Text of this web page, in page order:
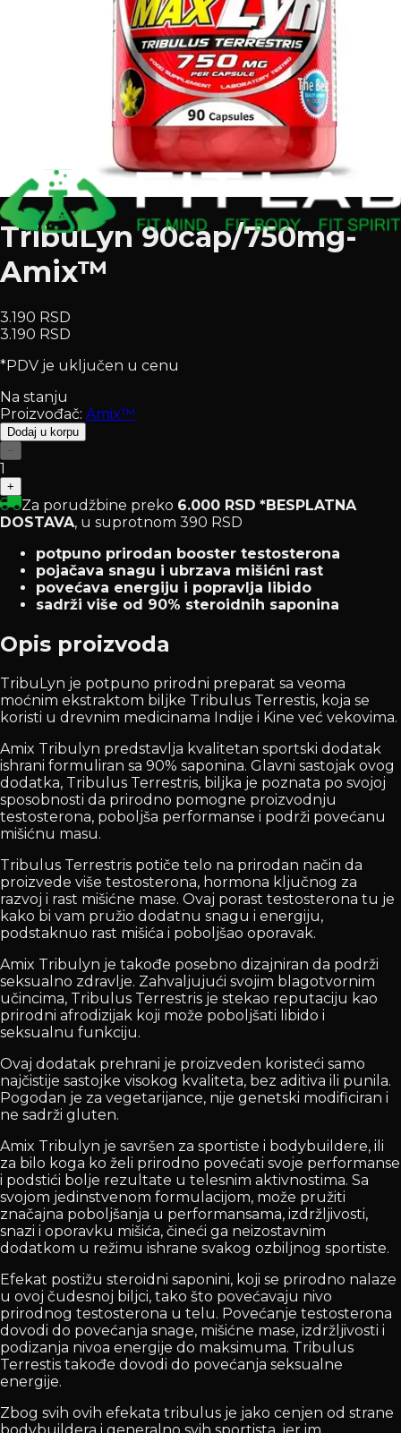
TribuLyn 90cap/750mg-
Amix™
3.190 RSD
3.190 RSD
*PDV je uključen u cenu
Na stanju
Proizvođač: Amix™
Dodaj u korpu
−
1
+
Za porudžbine preko 6.000 RSD *BESPLATNA
DOSTAVA, u suprotnom 390 RSD
potpuno prirodan booster testosterona
pojačava snagu i ubrzava mišićni rast
povećava energiju i popravlja libido
sadrži više od 90% steroidnih saponina
Opis proizvoda
TribuLyn je potpuno prirodni preparat sa veoma
moćnim ekstraktom biljke Tribulus Terrestis, koja se
koristi u drevnim medicinama Indije i Kine već vekovima.
Amix Tribulyn predstavlja kvalitetan sportski dodatak
ishrani formuliran sa 90% saponina. Glavni sastojak ovog
dodatka, Tribulus Terrestris, biljka je poznata po svojoj
sposobnosti da prirodno pomogne proizvodnju
testosterona, poboljša performanse i podrži povećanu
mišićnu masu.
Tribulus Terrestris potiče telo na prirodan način da
proizvede više testosterona, hormona ključnog za
razvoj i rast mišićne mase. Ovaj porast testosterona tu je
kako bi vam pružio dodatnu snagu i energiju,
podstaknuo rast mišića i poboljšao oporavak.
Amix Tribulyn je takođe posebno dizajniran da podrži
seksualno zdravlje. Zahvaljujući svojim blagotvornim
učincima, Tribulus Terrestris je stekao reputaciju kao
prirodni afrodizijak koji može poboljšati libido i
seksualnu funkciju.
Ovaj dodatak prehrani je proizveden koristeći samo
najčistije sastojke visokog kvaliteta, bez aditiva ili punila.
Pogodan je za vegetarijance, nije genetski modificiran i
ne sadrži gluten.
Amix Tribulyn je savršen za sportiste i bodybuildere, ili
za bilo koga ko želi prirodno povećati svoje performanse
i podstići bolje rezultate u telesnim aktivnostima. Sa
svojom jedinstvenom formulacijom, može pružiti
značajna poboljšanja u performansama, izdržljivosti,
snazi i oporavku mišića, čineći ga neizostavnim
dodatkom u režimu ishrane svakog ozbiljnog sportiste.
Efekat postižu steroidni saponini, koji se prirodno nalaze
u ovoj čudesnoj biljci, tako što povećavaju nivo
prirodnog testosterona u telu. Povećanje testosterona
dovodi do povećanja snage, mišićne mase, izdržljivosti i
podizanja nivoa energije do maksimuma. Tribulus
Terrestis takođe dovodi do povećanja seksualne
energije.
Zbog svih ovih efekata tribulus je jako cenjen od strane
bodybuildera i generalno svih sportista, jer im